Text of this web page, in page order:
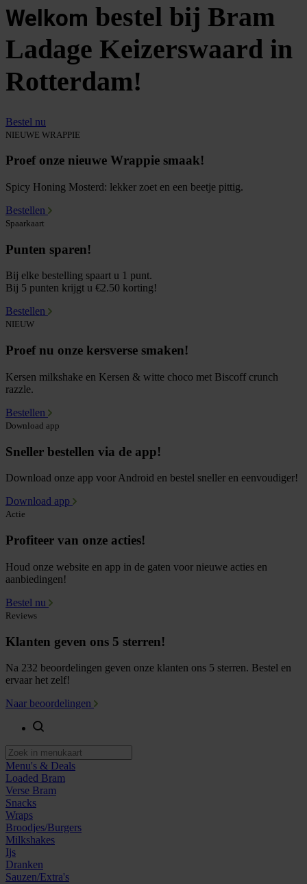
Welkom bestel bij Bram
Ladage Keizerswaard in
Rotterdam!
Bestel nu
NIEUWE WRAPPIE
Proef onze nieuwe Wrappie smaak!
Spicy Honing Mosterd: lekker zoet en een beetje pittig.
Bestellen
Spaarkaart
Punten sparen!
Bij elke bestelling spaart u 1 punt.
Bij 5 punten krijgt u €2.50 korting!
Bestellen
NIEUW
Proef nu onze kersverse smaken!
Kersen milkshake en Kersen & witte choco met Biscoff crunch
razzle.
Bestellen
Download app
Sneller bestellen via de app!
Download onze app voor Android en bestel sneller en eenvoudiger!
Download app
Actie
Profiteer van onze acties!
Houd onze website en app in de gaten voor nieuwe acties en
aanbiedingen!
Bestel nu
Reviews
Klanten geven ons 5 sterren!
Na 232 beoordelingen geven onze klanten ons 5 sterren. Bestel en
ervaar het zelf!
Naar beoordelingen
Menu's & Deals
Loaded Bram
Verse Bram
Snacks
Wraps
Broodjes/Burgers
Milkshakes
Ijs
Dranken
Sauzen/Extra's